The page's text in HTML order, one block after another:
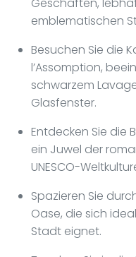
emblematischen
Besuchen Sie die
l’Assomption,
schwarzem
Glasfenster.
Entdecken Sie die
ein Juwel der
UNESCO-
Spazieren Sie
Oase, die sich
Stadt eignet.